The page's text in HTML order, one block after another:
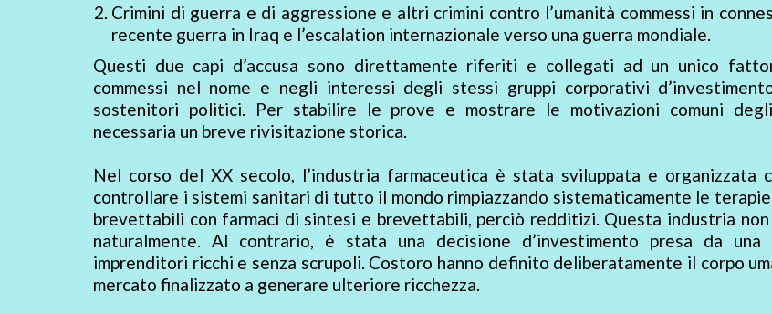
Crimini di guerra e di aggressione e altri crimini contro l’umanità commessi in
recente guerra in Iraq e l’escalation internazionale verso una guerra mondiale.
Questi due capi d’accusa sono direttamente riferiti e collegati ad un unico
commessi nel nome e negli interessi degli stessi gruppi corporativi
sostenitori politici. Per stabilire le prove e mostrare le motivazioni comuni
necessaria un breve rivisitazione storica.
Nel corso del XX secolo, l’industria farmaceutica è stata sviluppata e organizzata
controllare i sistemi sanitari di tutto il mondo rimpiazzando sistematicamente le
brevettabili con farmaci di sintesi e brevettabili, perciò redditizi. Questa industria
naturalmente. Al contrario, è stata una decisione d’investimento presa da una
imprenditori ricchi e senza scrupoli. Costoro hanno definito deliberatamente il corpo
mercato finalizzato a generare ulteriore ricchezza.